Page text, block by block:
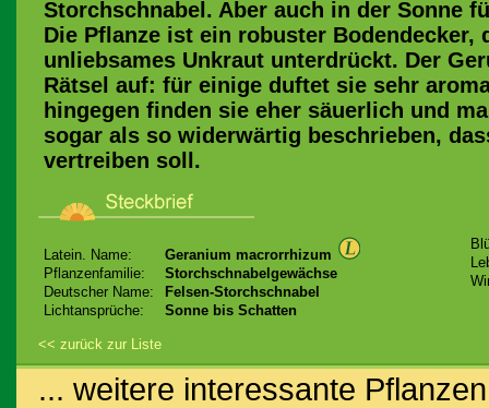
Storchschnabel. Aber auch in der Sonne
Die Pflanze ist ein robuster Bodendecker,
unliebsames Unkraut unterdrückt. Der
Rätsel auf: für einige duftet sie sehr
hingegen finden sie eher säuerlich und
sogar als so widerwärtig beschrieben,
vertreiben soll.
Latein. Name:
Geranium macrorrhizum
Pflanzenfamilie:
Storchschnabelgewächse
Deutscher Name:
Felsen-Storchschnabel
Lichtansprüche:
Sonne bis Schatten
<< zurück zur Liste
... weitere interessante Pflanzen